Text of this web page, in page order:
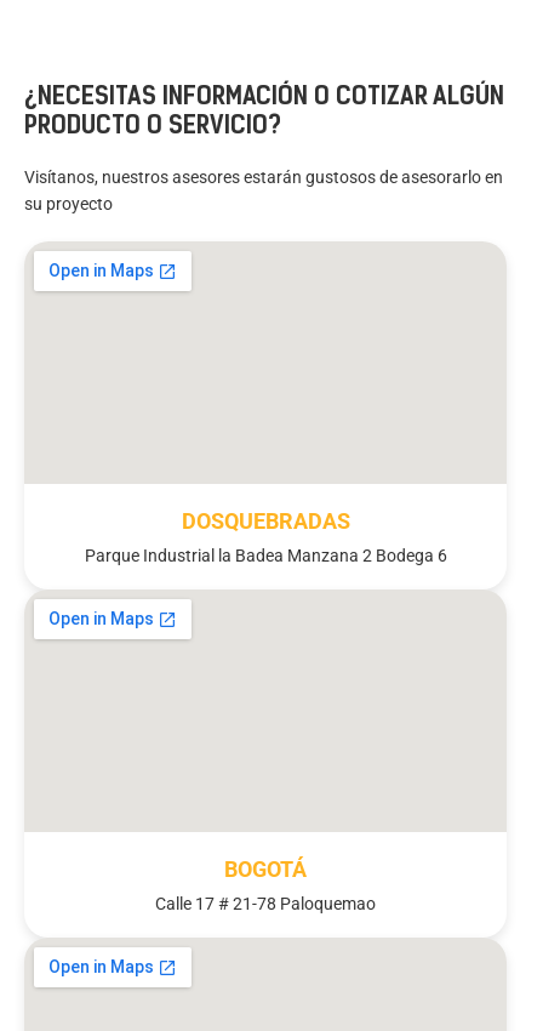
¿NECESITAS INFORMACIÓN O COTIZAR ALGÚN
PRODUCTO O SERVICIO?
Visítanos, nuestros asesores estarán gustosos de asesorarlo en
su proyecto
DOSQUEBRADAS
Parque Industrial la Badea Manzana 2 Bodega 6
BOGOTÁ
Calle 17 # 21-78 Paloquemao